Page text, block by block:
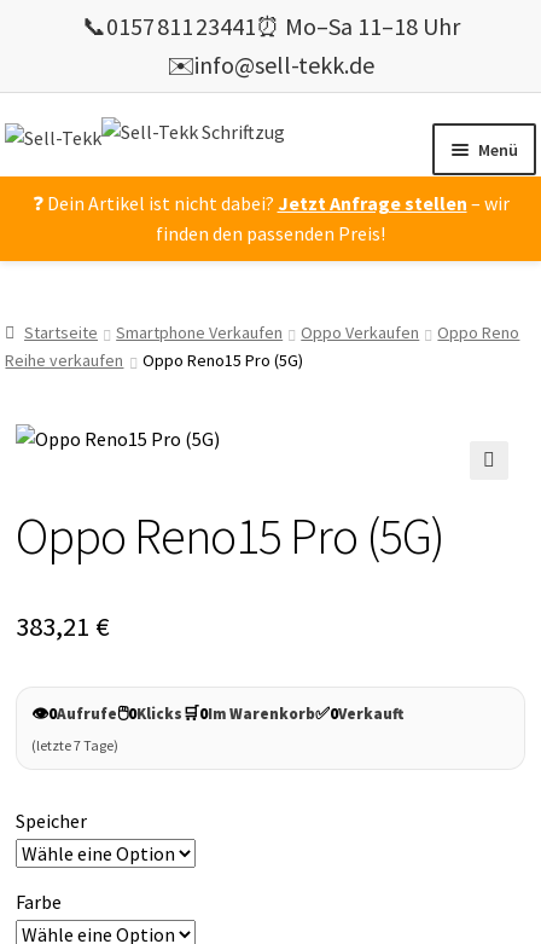
📞0157 811 23441⏰ Mo–Sa 11–18 Uhr
✉️info@sell-tekk.de
Zur
Navigation
springen
Zum
Inhalt
springen
Menü
Mein Konto
Gebrauchte Elektronik verkaufen
Wie’s geht ?
❓ Dein Artikel ist nicht dabei? Jetzt Anfrage stellen – wir
finden den passenden Preis!
Startseite Smartphone Verkaufen Oppo Verkaufen
Oppo Reno
Reihe verkaufen
Oppo Reno15 Pro (5G)
Oppo Reno15 Pro (5G)
383,21 €
👁️0Aufrufe🖱️0Klicks🛒0Im Warenkorb✅0Verkauft
(letzte 7 Tage)
Speicher
Farbe